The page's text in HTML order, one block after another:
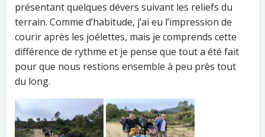
présentant quelques dévers suivant les reliefs du
terrain. Comme d’habitude, j’ai eu l’impression de
courir après les joélettes, mais je comprends cette
différence de rythme et je pense que tout a été fait
pour que nous restions ensemble à peu près tout
du long.